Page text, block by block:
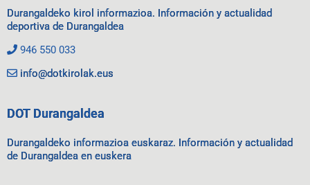
Durangaldeko kirol informazioa. Información y actualidad
deportiva de Durangaldea
946 550 033
info@dotkirolak.eus
DOT Durangaldea
Durangaldeko informazioa euskaraz. Información y actualidad
de Durangaldea en euskera